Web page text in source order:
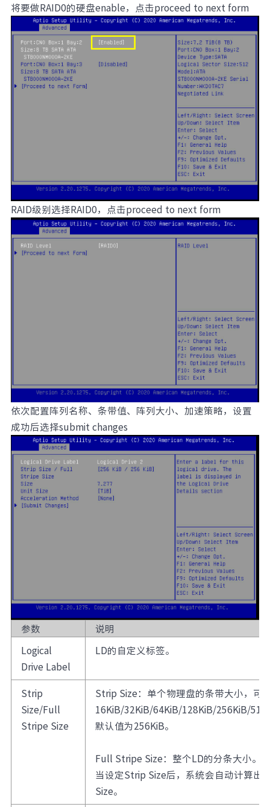
将要做RAID0的硬盘enable，点击proceed to next form
RAID级别选择RAID0，点击proceed to next form
依次配置阵列名称、条带值、阵列大小、加速策略，设置
成功后选择submit changes
参数
说明
Logical
Drive Label
LD的自定义标签。
Strip
Size/Full
Stripe Size
Strip Size：单个物理盘的条带大小，可
16KiB/32KiB/64KiB/128KiB/256KiB/
默认值为256KiB。
Full Stripe Size：整个LD的分条大小。
当设定Strip Size后，系统会自动计算出
Size。